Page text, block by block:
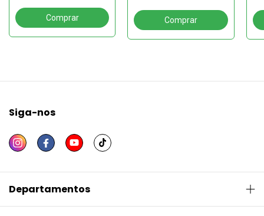
Siga-nos
Departamentos